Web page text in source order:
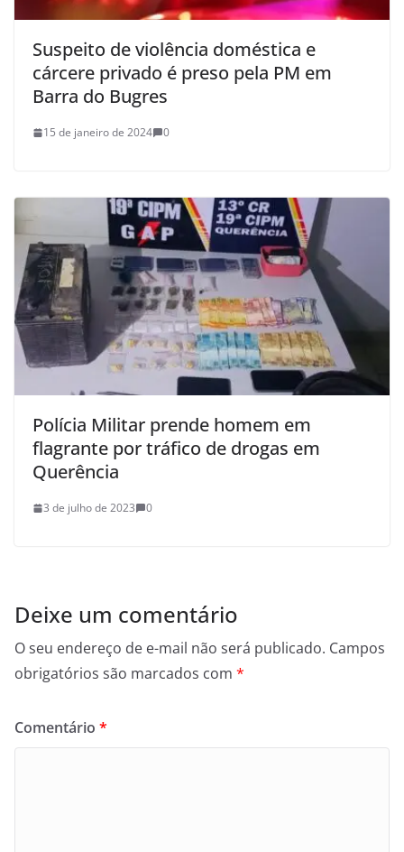
Suspeito de violência doméstica e
cárcere privado é preso pela PM em
Barra do Bugres
15 de janeiro de 2024 0
Polícia Militar prende homem em
flagrante por tráfico de drogas em
Querência
3 de julho de 2023 0
Deixe um comentário
O seu endereço de e-mail não será publicado. Campos
obrigatórios são marcados com *
Comentário *